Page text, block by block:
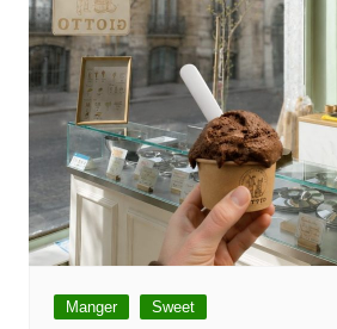
g
a
t
i
o
n
d
e
Manger Sweet